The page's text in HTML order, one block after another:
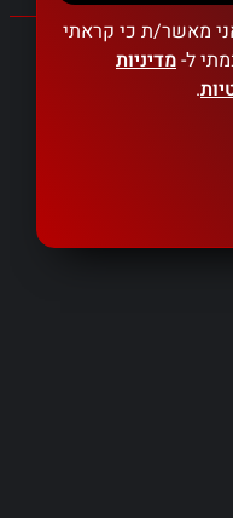
מאשר/ת כי קראתי
ל-מדיניות
.